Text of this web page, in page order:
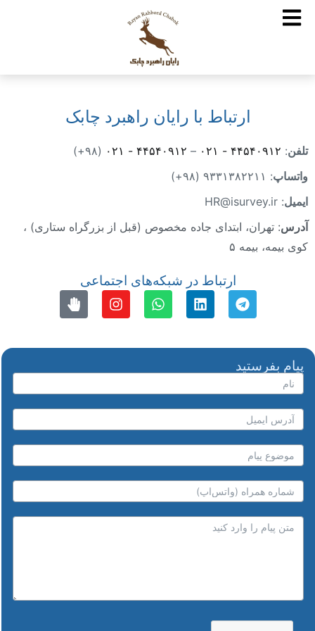
ارتباط با رایان راهبرد چابک
تلفن: ۰۲۱ - ۴۴۵۴۰۹۱۲ – ۰۲۱ - ۴۴۵۴۰۹۱۲ (۹۸+)
واتساپ: ۹۳۳۱۳۸۲۲۱۱ (۹۸+)
ایمیل: HR@isurvey.ir
آدرس: تهران، ابتدای جاده مخصوص (قبل از بزرگراه ستاری) ،
کوی بیمه، بیمه ۵
ارتباط در شبکه‌های اجتماعی
پیام بفرستید